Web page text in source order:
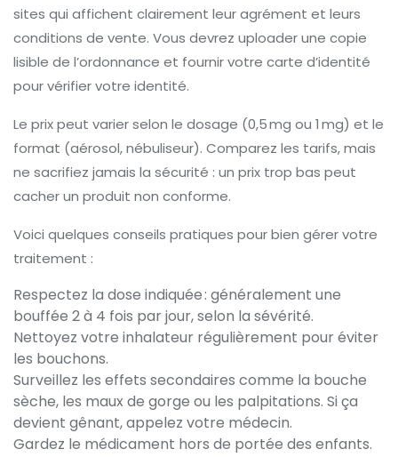
sites qui affichent clairement leur agrément et leurs
conditions de vente. Vous devrez uploader une copie
lisible de l’ordonnance et fournir votre carte d’identité
pour vérifier votre identité.
Le prix peut varier selon le dosage (0,5 mg ou 1 mg) et le
format (aérosol, nébuliseur). Comparez les tarifs, mais
ne sacrifiez jamais la sécurité : un prix trop bas peut
cacher un produit non conforme.
Voici quelques conseils pratiques pour bien gérer votre
traitement :
Respectez la dose indiquée : généralement une
bouffée 2 à 4 fois par jour, selon la sévérité.
Nettoyez votre inhalateur régulièrement pour éviter
les bouchons.
Surveillez les effets secondaires comme la bouche
sèche, les maux de gorge ou les palpitations. Si ça
devient gênant, appelez votre médecin.
Gardez le médicament hors de portée des enfants.